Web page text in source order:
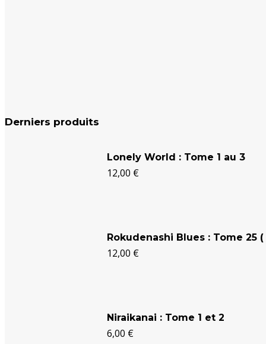
Derniers produits
Lonely World : Tome 1 au 3
12,00 €
Rokudenashi Blues : Tome 25 (
12,00 €
Niraikanai : Tome 1 et 2
6,00 €